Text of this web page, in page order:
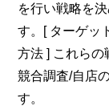
を行い戦略を
す。[ ターゲッ
方法 ] これら
競合調査/自店
す。